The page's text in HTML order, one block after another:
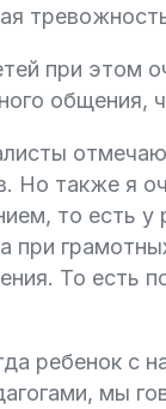
при этом
общения,
Но также я
то есть
при
То есть
ребенок с
мы